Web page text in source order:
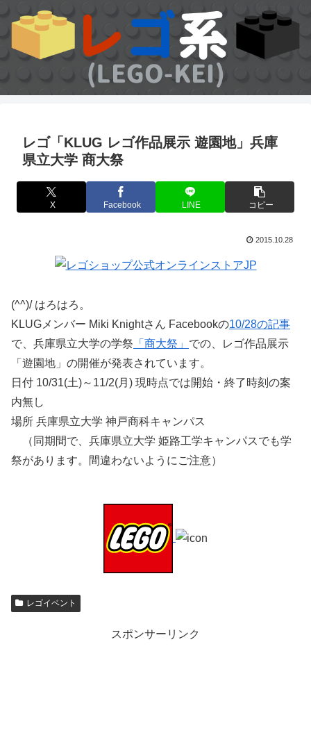
レゴ「KLUG レゴ作品展示 遊園地」兵庫
県立大学 商大祭
X Facebook LINE コピー
2015.10.28
(^^)/ はろはろ。
KLUGメンバー Miki Knightさん Facebookの10/28の記事
で、兵庫県立大学の学祭 「商大祭」 での、レゴ作品展示
「遊園地」の開催が発表されています。
日付 10/31(土)～11/2(月) 現時点では開始・終了時刻の案
内無し
場所 兵庫県立大学 神戸商科キャンパス
（同期間で、兵庫県立大学 姫路工学キャンパスでも学
祭があります。間違わないようにご注意）
レゴイベント
スポンサーリンク